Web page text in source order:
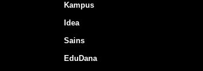
Kampus
Idea
Sains
EduDana